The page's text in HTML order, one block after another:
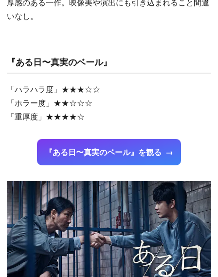
厚感のある一作。映像美や演出にも引き込まれること間違
いなし。
『ある日〜真実のベール』
「ハラハラ度」★★★☆☆
「ホラー度」★★☆☆☆
「重厚度」★★★★☆
『ある日〜真実のベール』を観る